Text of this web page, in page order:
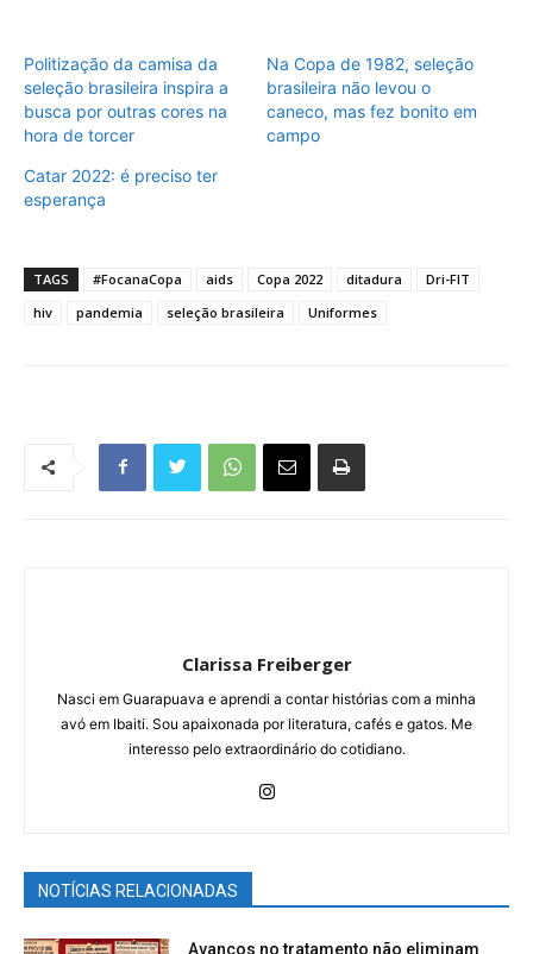
Politização da camisa da
seleção brasileira inspira a
busca por outras cores na
hora de torcer
Na Copa de 1982, seleção
brasileira não levou o
caneco, mas fez bonito em
campo
Catar 2022: é preciso ter
esperança
TAGS #FocanaCopa aids Copa 2022 ditadura
Dri-FIT
hiv
pandemia seleção brasileira Uniformes
Clarissa Freiberger
Nasci em Guarapuava e aprendi a contar histórias com a minha
avó em Ibaiti. Sou apaixonada por literatura, cafés e gatos. Me
interesso pelo extraordinário do cotidiano.
NOTÍCIAS RELACIONADAS
Avanços no tratamento não eliminam